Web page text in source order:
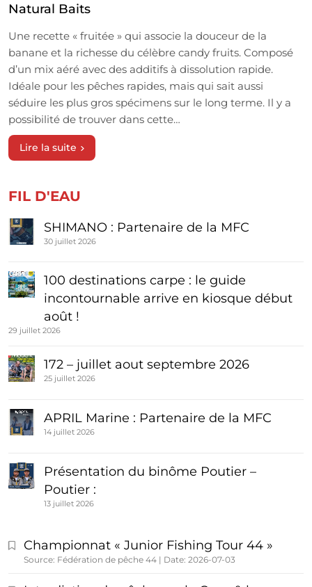
Natural Baits
Une recette « fruitée » qui associe la douceur de la
banane et la richesse du célèbre candy fruits. Composé
d’un mix aéré avec des additifs à dissolution rapide.
Idéale pour les pêches rapides, mais qui sait aussi
séduire les plus gros spécimens sur le long terme. Il y a
possibilité de trouver dans cette…
Lire la suite
FIL D'EAU
SHIMANO : Partenaire de la MFC
30 juillet 2026
100 destinations carpe : le guide
incontournable arrive en kiosque début
août !
29 juillet 2026
172 – juillet aout septembre 2026
25 juillet 2026
APRIL Marine : Partenaire de la MFC
14 juillet 2026
Présentation du binôme Poutier –
Poutier :
13 juillet 2026
Championnat « Junior Fishing Tour 44 »
Source: Fédération de pêche 44 Date: 2026-07-03